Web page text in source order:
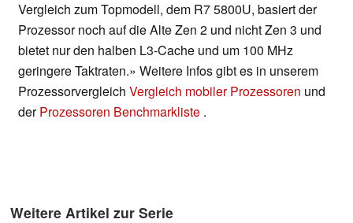
Vergleich zum Topmodell, dem R7 5800U, basiert der
Prozessor noch auf die Alte Zen 2 und nicht Zen 3 und
bietet nur den halben L3-Cache und um 100 MHz
geringere Taktraten.» Weitere Infos gibt es in unserem
Prozessorvergleich Vergleich mobiler Prozessoren und
derProzessoren Benchmarkliste .
Weitere Artikel zur Serie